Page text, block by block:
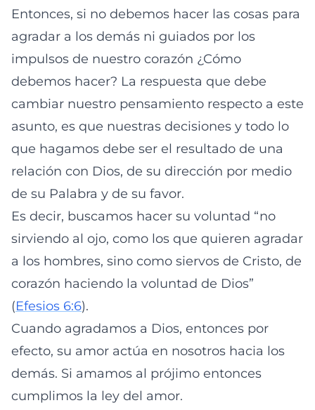
Entonces, si no debemos hacer las cosas para
agradar a los demás ni guiados por los
impulsos de nuestro corazón ¿Cómo
debemos hacer? La respuesta que debe
cambiar nuestro pensamiento respecto a este
asunto, es que nuestras decisiones y todo lo
que hagamos debe ser el resultado de una
relación con Dios, de su dirección por medio
de su Palabra y de su favor.
Es decir, buscamos hacer su voluntad “no
sirviendo al ojo, como los que quieren agradar
a los hombres, sino como siervos de Cristo, de
corazón haciendo la voluntad de Dios”
(Efesios 6:6).
Cuando agradamos a Dios, entonces por
efecto, su amor actúa en nosotros hacia los
demás. Si amamos al prójimo entonces
cumplimos la ley del amor.